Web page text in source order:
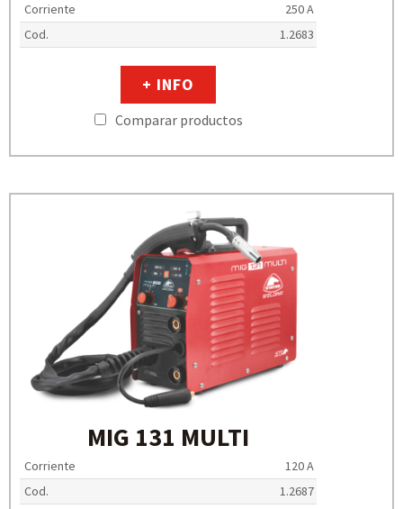
Corriente
250 A
Cod.
1.2683
+ INFO
Comparar productos
MIG 131 MULTI
Corriente
120 A
Cod.
1.2687